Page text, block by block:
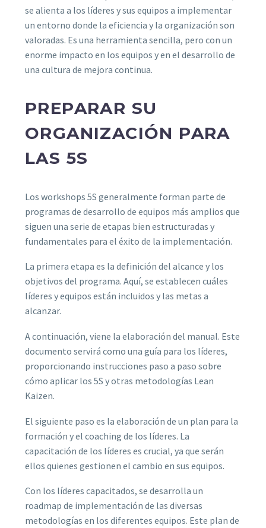
se alienta a los líderes y sus equipos a implementar
un entorno donde la eficiencia y la organización son
valoradas. Es una herramienta sencilla, pero con un
enorme impacto en los equipos y en el desarrollo de
una cultura de mejora continua.
PREPARAR SU
ORGANIZACIÓN PARA
LAS 5S
Los workshops 5S generalmente forman parte de
programas de desarrollo de equipos más amplios que
siguen una serie de etapas bien estructuradas y
fundamentales para el éxito de la implementación.
La primera etapa es la definición del alcance y los
objetivos del programa. Aquí, se establecen cuáles
líderes y equipos están incluidos y las metas a
alcanzar.
A continuación, viene la elaboración del manual. Este
documento servirá como una guía para los líderes,
proporcionando instrucciones paso a paso sobre
cómo aplicar los 5S y otras metodologías Lean
Kaizen.
El siguiente paso es la elaboración de un plan para la
formación y el coaching de los líderes. La
capacitación de los líderes es crucial, ya que serán
ellos quienes gestionen el cambio en sus equipos.
Con los líderes capacitados, se desarrolla un
roadmap de implementación de las diversas
metodologías en los diferentes equipos. Este plan de